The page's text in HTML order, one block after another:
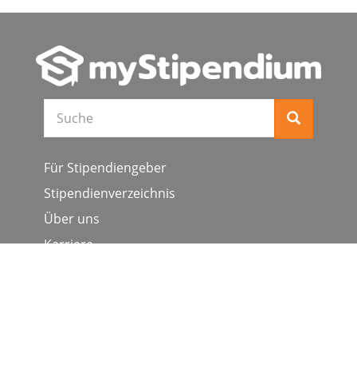
Suche
Für Stipendiengeber
Stipendienverzeichnis
Über uns
Karriere